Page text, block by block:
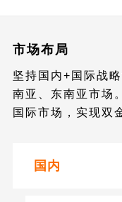
市场布局
坚持国内+国际战
南亚、东南亚市场
国际市场，实现双
国内